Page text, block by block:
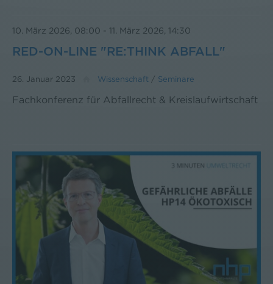
10. März 2026, 08:00 - 11. März 2026, 14:30
RED-ON-LINE "RE:THINK ABFALL"
26. Januar 2023 Wissenschaft / Seminare
Fachkonferenz für Abfallrecht & Kreislaufwirtschaft